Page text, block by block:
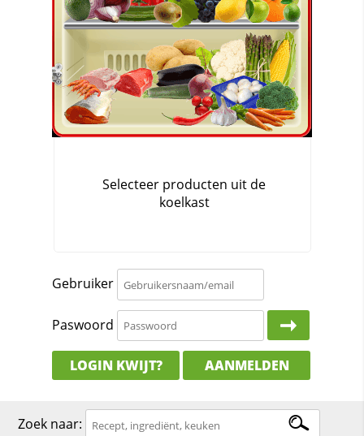
Gebruiker
Paswoord
LOGIN KWIJT? AANMELDEN
Zoek naar: